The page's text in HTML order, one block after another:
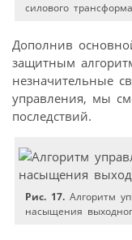
силового
Дополнив
защитным
незначительные
управления, мы
последствий.
Рис. 17. Алгоритм
насыщения